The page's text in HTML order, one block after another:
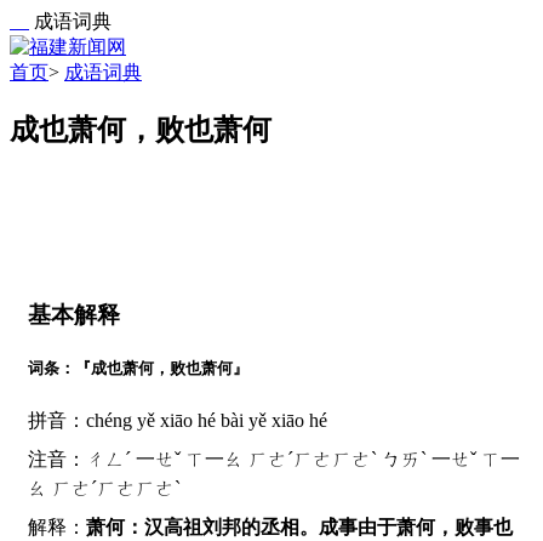
成语词典
首页> 成语词典
成也萧何，败也萧何
基本解释
词条：『成也萧何，败也萧何』
拼音：chéng yě xiāo hé bài yě xiāo hé
注音：ㄔㄥˊ 一ㄝˇ ㄒ一ㄠ ㄏㄜˊㄏㄜㄏㄜˋ ㄅㄞˋ 一ㄝˇ ㄒ一
ㄠ ㄏㄜˊㄏㄜㄏㄜˋ
解释： 萧何：汉高祖刘邦的丞相。成事由于萧何，败事也